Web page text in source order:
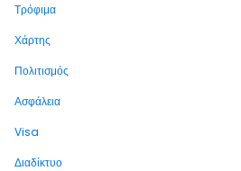
Τρόφιμα
Χάρτης
Πολιτισμός
Ασφάλεια
Visa
Διαδίκτυο